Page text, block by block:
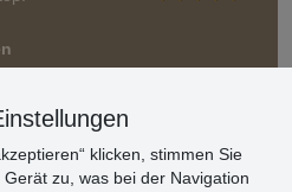
klicken, stimmen Sie
zu, was bei der Navigation